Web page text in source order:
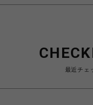
最近チェ